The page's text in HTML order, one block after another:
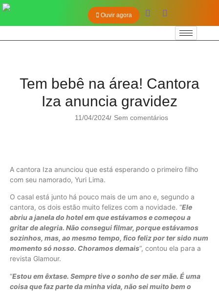
Ouvir agora
Tem bebê na área! Cantora
Iza anuncia gravidez
11/04/2024/ Sem comentários
A cantora Iza anunciou que está esperando o primeiro filho
com seu namorado, Yuri Lima.
O casal está junto há pouco mais de um ano e, segundo a
cantora, os dois estão muito felizes com a novidade. “Ele
abriu a janela do hotel em que estávamos e começou a
gritar de alegria. Não consegui filmar, porque estávamos
sozinhos, mas, ao mesmo tempo, fico feliz por ter sido num
momento só nosso. Choramos demais“, contou ela para a
revista Glamour.
“Estou em êxtase. Sempre tive o sonho de ser mãe. É uma
coisa que faz parte da minha vida, não sei muito bem o